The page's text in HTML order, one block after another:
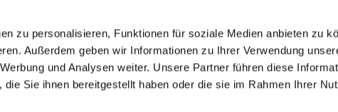
zu personalisieren, Funktionen für soziale Medien anbieten zu
Außerdem geben wir Informationen zu Ihrer Verwendung
und Analysen weiter. Unsere Partner führen diese
Sie ihnen bereitgestellt haben oder die sie im Rahmen Ihrer